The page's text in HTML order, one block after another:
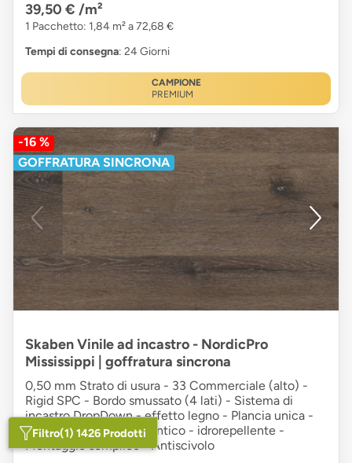
39,50 € /m²
1 Pacchetto: 1,84 m² a 72,68 €
Tempi di consegna: 24 Giorni
CAMPIONE
PREMIUM
-16 %
GOFFRATURA SINCRONA
Skaben Vinile ad incastro - NordicPro
Mississippi | goffratura sincrona
0,50 mm Strato di usura - 33 Commerciale (alto) -
Rigid SPC - Bordo smussato (4 lati) - Sistema di
incastro DropDown - effetto legno - Plancia unica -
marrone - Aspetto autentico - idrorepellente -
Montaggio semplice - Antiscivolo
Filtro(1) 1426 Prodotti